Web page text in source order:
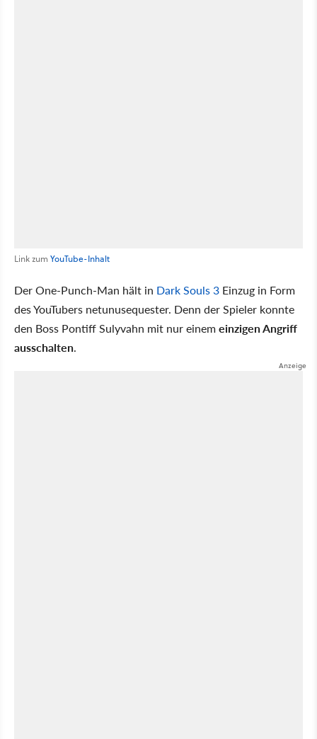
Link zum YouTube-Inhalt
Der One-Punch-Man hält in Dark Souls 3 Einzug in Form
des YouTubers netunusequester. Denn der Spieler konnte
den Boss Pontiff Sulyvahn mit nur einemeinzigen Angriff
ausschalten.